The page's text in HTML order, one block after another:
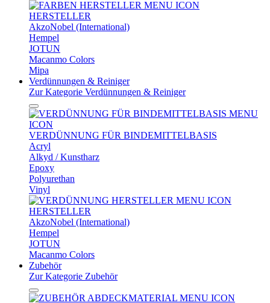
HERSTELLER
AkzoNobel (International)
Hempel
JOTUN
Macanmo Colors
Mipa
Verdünnungen & Reiniger
Zur Kategorie Verdünnungen & Reiniger
VERDÜNNUNG FÜR BINDEMITTELBASIS
Acryl
Alkyd / Kunstharz
Epoxy
Polyurethan
Vinyl
HERSTELLER
AkzoNobel (International)
Hempel
JOTUN
Macanmo Colors
Zubehör
Zur Kategorie Zubehör